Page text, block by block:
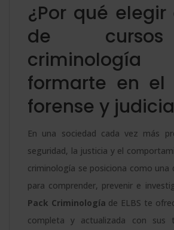
Investigación
Criminal
¿Por qué
de
formarte en el
forense y
En una sociedad cada vez más
seguridad, la justicia y el
criminología se posiciona como una
para comprender, prevenir e
Pack Criminología de ELBS te
completa y actualizada con sus